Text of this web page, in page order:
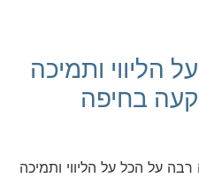
הליווי ותמיכה
בחיפה
רבה על הכל על הליווי ותמיכה